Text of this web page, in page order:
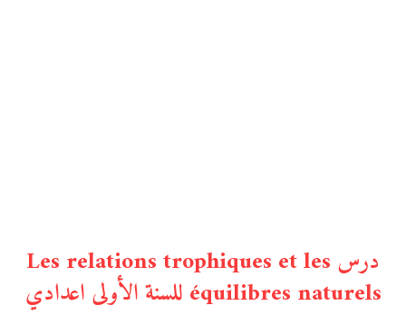
درس Les relations trophiques et les
équilibres naturels للسنة الأولى اعدادي